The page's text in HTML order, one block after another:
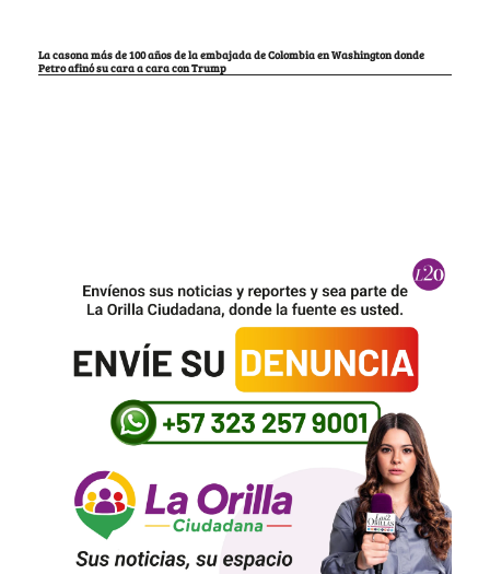
La casona más de 100 años de la embajada de Colombia en Washington donde
Petro afinó su cara a cara con Trump